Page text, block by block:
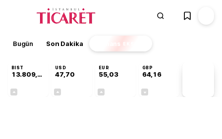
Bugün Son Dakika Finans EKSTRA
BIST
13.809,07
USD
47,70
EUR
55,03
GBP
64,16